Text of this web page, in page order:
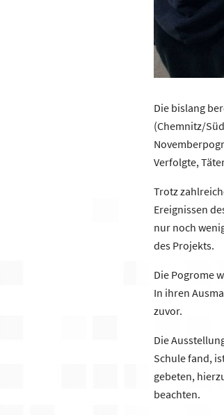
Die bislang
(Chemnitz/
Verfolgte,
Trotz
Ereignissen
nur noch
des Projekts.
Die Pogrome
In ihren
zuvor.
Die
Schule fand,
gebeten,
beachten.